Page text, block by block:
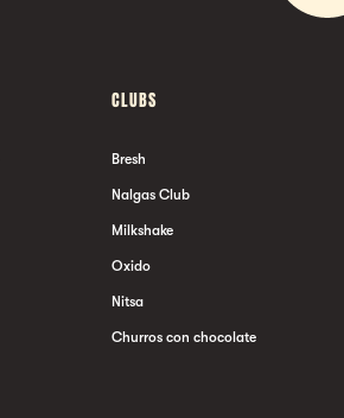
CLUBS
Bresh
Nalgas Club
Milkshake
Oxido
Nitsa
Churros con chocolate